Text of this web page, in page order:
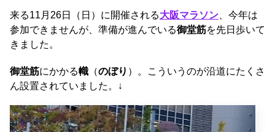
来る11月26日（日）に開催される大阪マラソン 、今年は
参加できませんが、準備が進んでいる御堂筋を先日歩いて
きました。
御堂筋にかかる幟 （のぼり ）。こういうのが沿道にたくさ
ん設置されていました。↓